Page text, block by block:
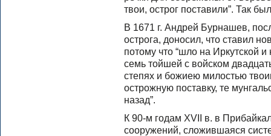
твои, острог поставили”. Так
В 1671 г. Андрей Бурнашев,
острога, доносил, что ставил
потому что “шло на Иркутской
семь тойшей с войском
степях и божиею милостью
острожную поставку, те
назад”.
К 90-м годам XVII в. в
сооружений, сложившаяся